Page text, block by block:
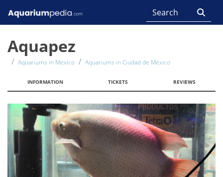
Aquapez
Aquariums in Mexico Aquariums in Ciudad de México
INFORMATION TICKETS REVIEWS